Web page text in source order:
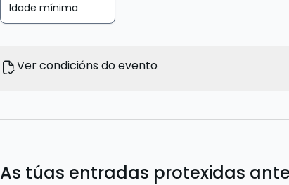
Idade mínima
Ver condicións do evento
As túas entradas protexidas